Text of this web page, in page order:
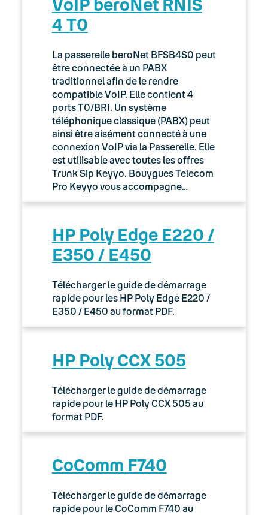
4 T0
La passerelle beroNet BFSB4S0 peut
être connectée à un PABX
traditionnel afin de le rendre
compatible VoIP. Elle contient 4
ports T0/BRI. Un système
téléphonique classique (PABX) peut
ainsi être aisément connecté à une
connexion VoIP via la Passerelle. Elle
est utilisable avec toutes les offres
Trunk Sip Keyyo. Bouygues Telecom
Pro Keyyo vous accompagne…
HP Poly Edge E220 /
E350 / E450
Télécharger le guide de démarrage
rapide pour les HP Poly Edge E220 /
E350 / E450 au format PDF.
HP Poly CCX 505
Télécharger le guide de démarrage
rapide pour le HP Poly CCX 505 au
format PDF.
CoComm F740
Télécharger le guide de démarrage
rapide pour le CoComm F740 au